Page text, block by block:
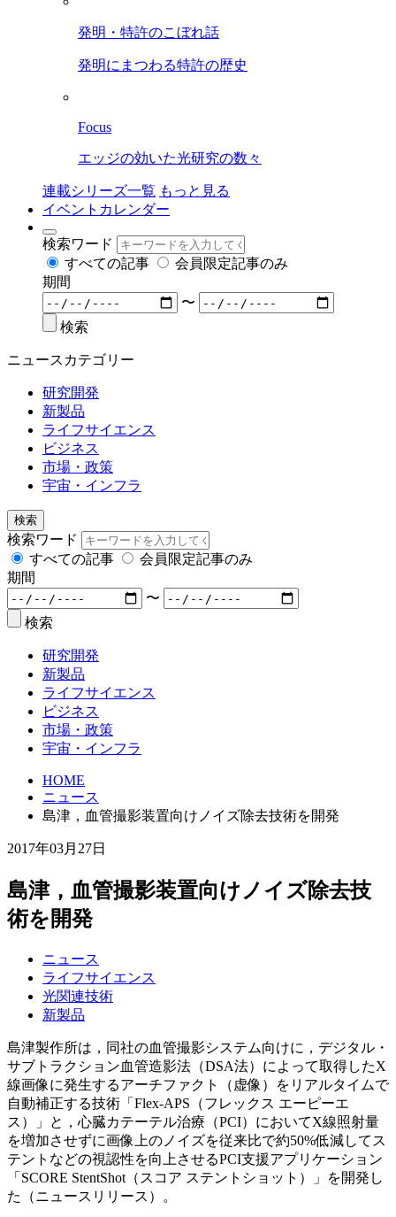
発明・特許のこぼれ話
発明にまつわる特許の歴史
Focus
エッジの効いた光研究の数々
連載シリーズ一覧 もっと見る
イベントカレンダー
検索ワード
すべての記事
会員限定記事のみ
期間
〜
検索
ニュースカテゴリー
研究開発
新製品
ライフサイエンス
ビジネス
市場・政策
宇宙・インフラ
検索
検索ワード
すべての記事
会員限定記事のみ
期間
〜
検索
研究開発
新製品
ライフサイエンス
ビジネス
市場・政策
宇宙・インフラ
HOME
ニュース
島津，血管撮影装置向けノイズ除去技術を開発
2017年03月27日
島津，血管撮影装置向けノイズ除去技
術を開発
ニュース
ライフサイエンス
光関連技術
新製品
島津製作所は，同社の血管撮影システム向けに，デジタル・
サブトラクション血管造影法（DSA法）によって取得したX
線画像に発生するアーチファクト（虚像）をリアルタイムで
自動補正する技術「Flex-APS（フレックス エーピーエ
ス）」と，心臓カテーテル治療（PCI）においてX線照射量
を増加させずに画像上のノイズを従来比で約50%低減してス
テントなどの視認性を向上させるPCI支援アプリケーション
「SCORE StentShot（スコア ステントショット）」を開発し
た（ニュースリリース）。